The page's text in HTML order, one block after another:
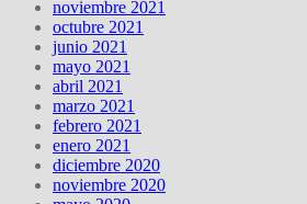
noviembre 2021
octubre 2021
junio 2021
mayo 2021
abril 2021
marzo 2021
febrero 2021
enero 2021
diciembre 2020
noviembre 2020